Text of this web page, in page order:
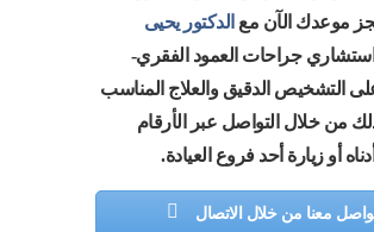
موعدك الآن مع الدكتور يحيى
جراحات العمود الفقري-
التشخيص الدقيق والعلاج المناسب
من خلال التواصل عبر الأرقام
أو زيارة أحد فروع العيادة.
معنا من خلال الاتصال